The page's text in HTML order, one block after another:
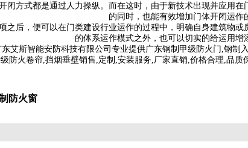
方式都是通过人力操纵。而在这时，由于新技术出现并应用
的同时，也能有效增加门体开闭运作
之后，便可以在门类建设行业运作的过程中，明确自身建筑物
的体系运作模式之外，也可以切实的给运用增
艾斯智能安防科技有限公司专业提供广东钢制甲级防火门,钢
防火卷帘,挡烟垂壁销售,定制,安装服务,厂家直销,价格合理,品
防火窗